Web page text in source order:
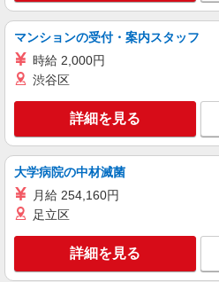
当で
東京都新宿区
キープ
紹介予定派遣
株式会社パソナ・東京キャリアセンタ
一般事務
時給2000円 ★
キープ
派遣社員
マンションの受付・案内スタッフ
時給 2,000円
渋谷区
詳細を見る
大学病院の中材滅菌
月給 254,160円
足立区
詳細を見る